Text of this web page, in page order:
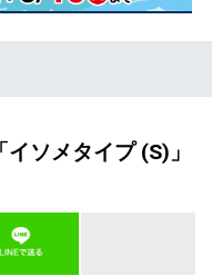
ソメタイプ (S)」